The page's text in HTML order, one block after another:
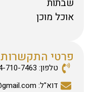
שבתות
אוכל מוכן
פרטי התקשרות
טלפון: 074-710-7463
דוא"ל: c0506500165@gmail.com